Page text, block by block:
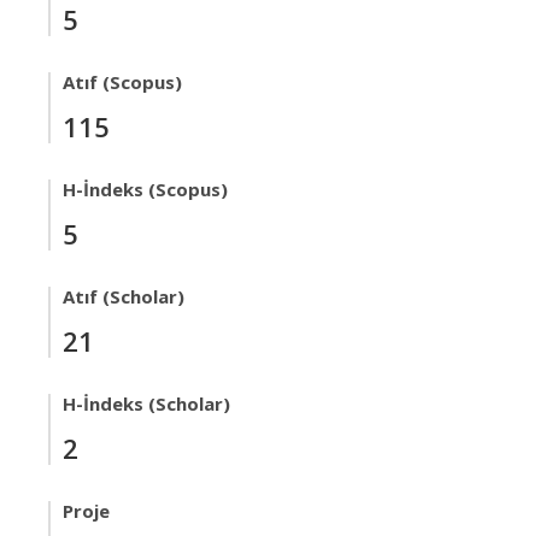
5
Atıf (Scopus)
115
H-İndeks (Scopus)
5
Atıf (Scholar)
21
H-İndeks (Scholar)
2
Proje